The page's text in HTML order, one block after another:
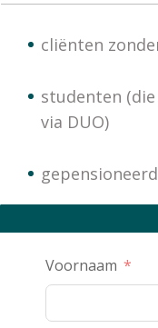
cliënten
studenten
via DUO)
Voornaam